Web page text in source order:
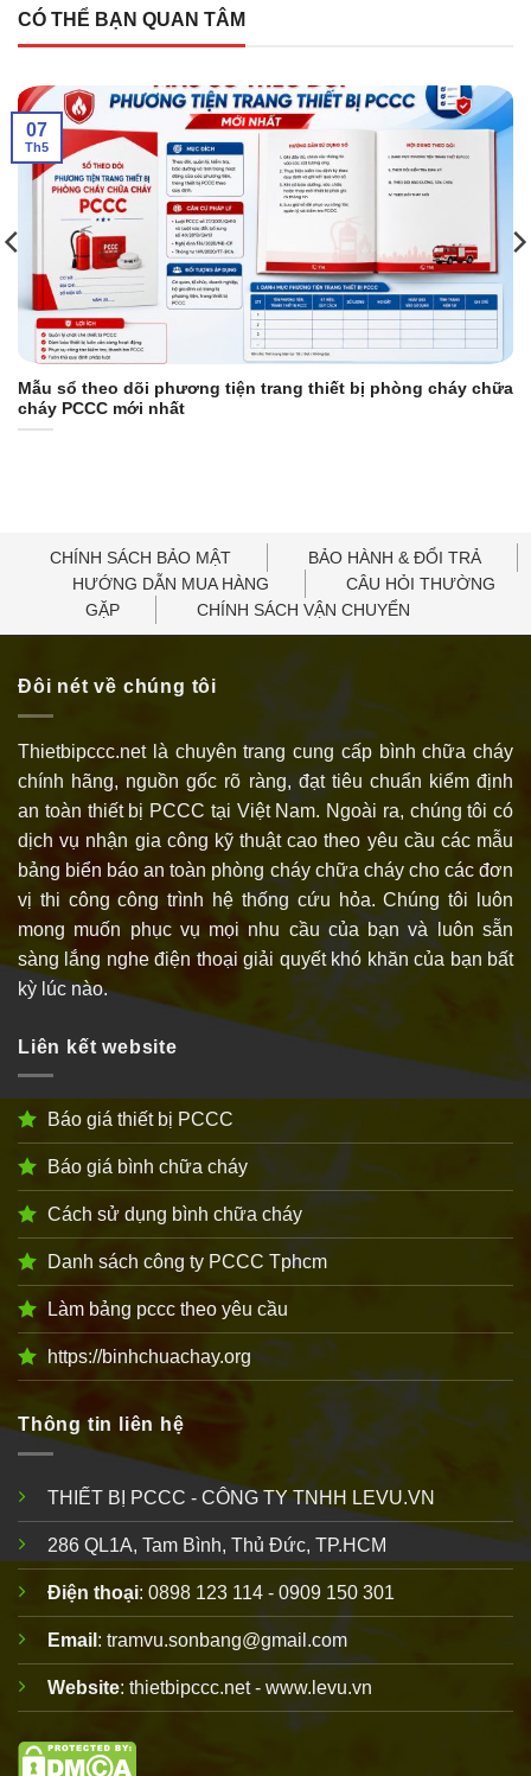
CÓ THỂ BẠN QUAN TÂM
Mẫu sổ theo dõi phương tiện trang thiết bị phòng cháy chữa
cháy PCCC mới nhất
07
Th5
CHÍNH SÁCH BẢO MẬT
BẢO HÀNH & ĐỔI TRẢ
HƯỚNG DẪN MUA HÀNG
CÂU HỎI THƯỜNG
GẶP
CHÍNH SÁCH VẬN CHUYỂN
Đôi nét về chúng tôi
Thietbipccc.net là chuyên trang cung cấp bình chữa cháy
chính hãng, nguồn gốc rõ ràng, đạt tiêu chuẩn kiểm định
an toàn thiết bị PCCC tại Việt Nam. Ngoài ra, chúng tôi có
dịch vụ nhận gia công kỹ thuật cao theo yêu cầu các mẫu
bảng biển báo an toàn phòng cháy chữa cháy cho các đơn
vị thi công công trình hệ thống cứu hỏa. Chúng tôi luôn
mong muốn phục vụ mọi nhu cầu của bạn và luôn sẵn
sàng lắng nghe điện thoại giải quyết khó khăn của bạn bất
kỳ lúc nào.
Liên kết website
Báo giá thiết bị PCCC
Báo giá bình chữa cháy
Cách sử dụng bình chữa cháy
Danh sách công ty PCCC Tphcm
Làm bảng pccc theo yêu cầu
https://binhchuachay.org
Thông tin liên hệ
THIẾT BỊ PCCC - CÔNG TY TNHH LEVU.VN
286 QL1A, Tam Bình, Thủ Đức, TP.HCM
Điện thoại: 0898 123 114 - 0909 150 301
Email : tramvu.sonbang@gmail.com
Website: thietbipccc.net - www.levu.vn